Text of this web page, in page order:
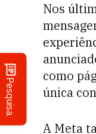
Pesquisa
Nos
como
única
A Meta